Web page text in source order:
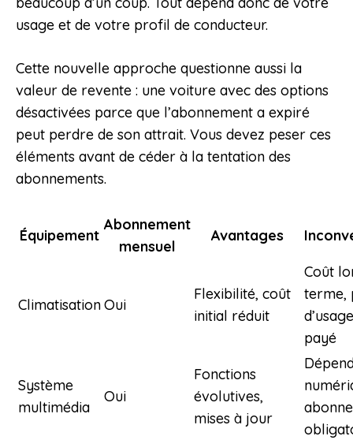
usage et de votre profil de conducteur.
Cette nouvelle approche questionne aussi la
valeur de revente : une voiture avec des options
désactivées parce que l’abonnement a expiré
peut perdre de son attrait. Vous devez peser ces
éléments avant de céder à la tentation des
abonnements.
Équipement
Abonnement
mensuel
Avantages
ClimatisationOui
Flexibilité, coût
initial réduit
Coût
terme,
payé
Système
multimédia
Oui
Fonctions
évolutives,
mises à jour